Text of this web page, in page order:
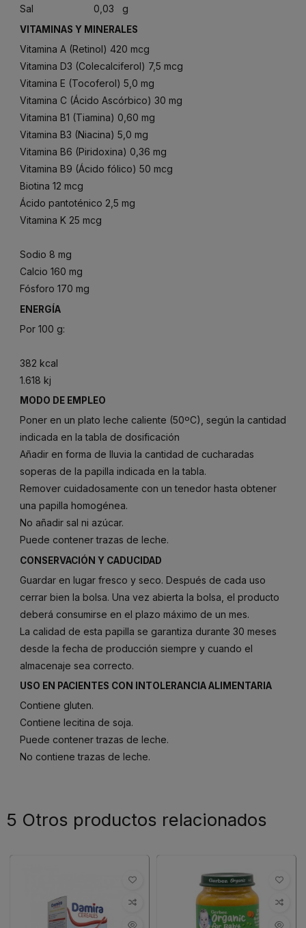
Sal 0,03 g
VITAMINAS Y MINERALES
Vitamina A (Retinol) 420 mcg
Vitamina D3 (Colecalciferol) 7,5 mcg
Vitamina E (Tocoferol) 5,0 mg
Vitamina C (Ácido Ascórbico) 30 mg
Vitamina B1 (Tiamina) 0,60 mg
Vitamina B3 (Niacina) 5,0 mg
Vitamina B6 (Piridoxina) 0,36 mg
Vitamina B9 (Ácido fólico) 50 mcg
Biotina 12 mcg
Ácido pantoténico 2,5 mg
Vitamina K 25 mcg
Sodio 8 mg
Calcio 160 mg
Fósforo 170 mg
ENERGÍA
Por 100 g:
382 kcal
1.618 kj
MODO DE EMPLEO
Poner en un plato leche caliente (50ºC), según la cantidad
indicada en la tabla de dosificación
Añadir en forma de lluvia la cantidad de cucharadas
soperas de la papilla indicada en la tabla.
Remover cuidadosamente con un tenedor hasta obtener
una papilla homogénea.
No añadir sal ni azúcar.
Puede contener trazas de leche.
CONSERVACIÓN Y CADUCIDAD
Guardar en lugar fresco y seco. Después de cada uso
cerrar bien la bolsa. Una vez abierta la bolsa, el producto
deberá consumirse en el plazo máximo de un mes.
La calidad de esta papilla se garantiza durante 30 meses
desde la fecha de producción siempre y cuando el
almacenaje sea correcto.
USO EN PACIENTES CON INTOLERANCIA ALIMENTARIA
Contiene gluten.
Contiene lecitina de soja.
Puede contener trazas de leche.
No contiene trazas de leche.
5 Otros productos relacionados